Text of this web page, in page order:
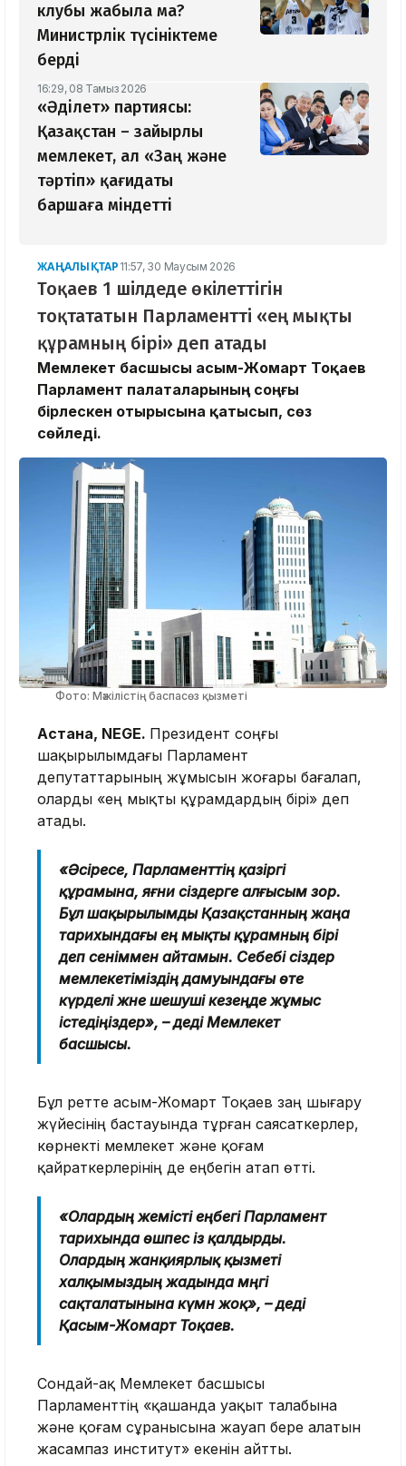
клубы жабыла ма?
Министрлік түсініктеме
берді
16:29, 08 Тамыз 2026
«Әділет» партиясы:
Қазақстан – зайырлы
мемлекет, ал «Заң және
тәртіп» қағидаты
баршаға міндетті
ЖАҢАЛЫҚТАР 11:57, 30 Маусым 2026
Тоқаев 1 шілдеде өкілеттігін
тоқтататын Парламентті «ең мықты
құрамның бірі» деп атады
Мемлекет басшысы Қасым-Жомарт Тоқаев
Парламент палаталарының соңғы
бірлескен отырысына қатысып, сөз
сөйледі.
Фото: Мәжілістің баспасөз қызметі
Астана, NEGE. Президент соңғы
шақырылымдағы Парламент
депутаттарының жұмысын жоғары бағалап,
оларды «ең мықты құрамдардың бірі» деп
атады.
«Әсіресе, Парламенттің қазіргі
құрамына, яғни сіздерге алғысым зор.
Бұл шақырылымды Қазақстанның жаңа
тарихындағы ең мықты құрамның бірі
деп сеніммен айтамын. Себебі сіздер
мемлекетіміздің дамуындағы өте
күрделі және шешуші кезеңде жұмыс
істедіңіздер», – деді Мемлекет
басшысы.
Бұл ретте Қасым-Жомарт Тоқаев заң шығару
жүйесінің бастауында тұрған саясаткерлер,
көрнекті мемлекет және қоғам
қайраткерлерінің де еңбегін атап өтті.
«Олардың жемісті еңбегі Парламент
тарихында өшпес із қалдырды.
Олардың жанқиярлық қызметі
халқымыздың жадында мәңгі
сақталатынына күмән жоқ», – деді
Қасым-Жомарт Тоқаев.
Сондай-ақ Мемлекет басшысы
Парламенттің «қашанда уақыт талабына
және қоғам сұранысына жауап бере алатын
жасампаз институт» екенін айтты.